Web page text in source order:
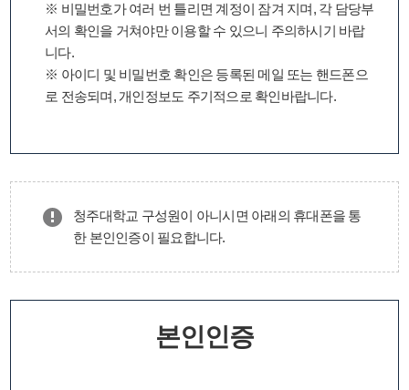
※ 비밀번호가 여러 번 틀리면 계정이 잠겨 지며, 각 담당부
서의 확인을 거쳐야만 이용할 수 있으니 주의하시기 바랍
니다.
※ 아이디 및 비밀번호 확인은 등록된 메일 또는 핸드폰으
로 전송되며, 개인정보도 주기적으로 확인바랍니다.
청주대학교 구성원이 아니시면 아래의 휴대폰을 통
한 본인인증이 필요합니다.
본인인증